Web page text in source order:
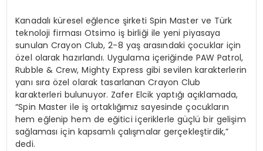
Kanadalı küresel eğlence şirketi Spin Master ve Türk
teknoloji firması Otsimo iş birliği ile yeni piyasaya
sunulan Crayon Club, 2-8 yaş arasındaki çocuklar için
özel olarak hazırlandı. Uygulama içeriğinde PAW Patrol,
Rubble & Crew, Mighty Express gibi sevilen karakterlerin
yanı sıra özel olarak tasarlanan Crayon Club
karakterleri bulunuyor. Zafer Elcik yaptığı açıklamada,
“Spin Master ile iş ortaklığımız sayesinde çocukların
hem eğlenip hem de eğitici içeriklerle güçlü bir gelişim
sağlaması için kapsamlı çalışmalar gerçekleştirdik,”
dedi.